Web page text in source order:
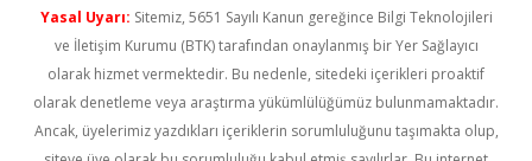
Yasal Uyarı: Sitemiz, 5651 Sayılı Kanun gereğince Bilgi Teknolojileri
ve İletişim Kurumu (BTK) tarafından onaylanmış bir Yer Sağlayıcı
olarak hizmet vermektedir. Bu nedenle, sitedeki içerikleri proaktif
olarak denetleme veya araştırma yükümlülüğümüz bulunmamaktadır.
Ancak, üyelerimiz yazdıkları içeriklerin sorumluluğunu taşımakta olup,